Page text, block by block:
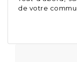
de votre